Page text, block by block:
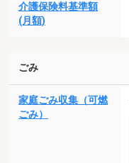
介護保険料基準額
(月額)
ごみ
家庭ごみ収集（可燃
ごみ）